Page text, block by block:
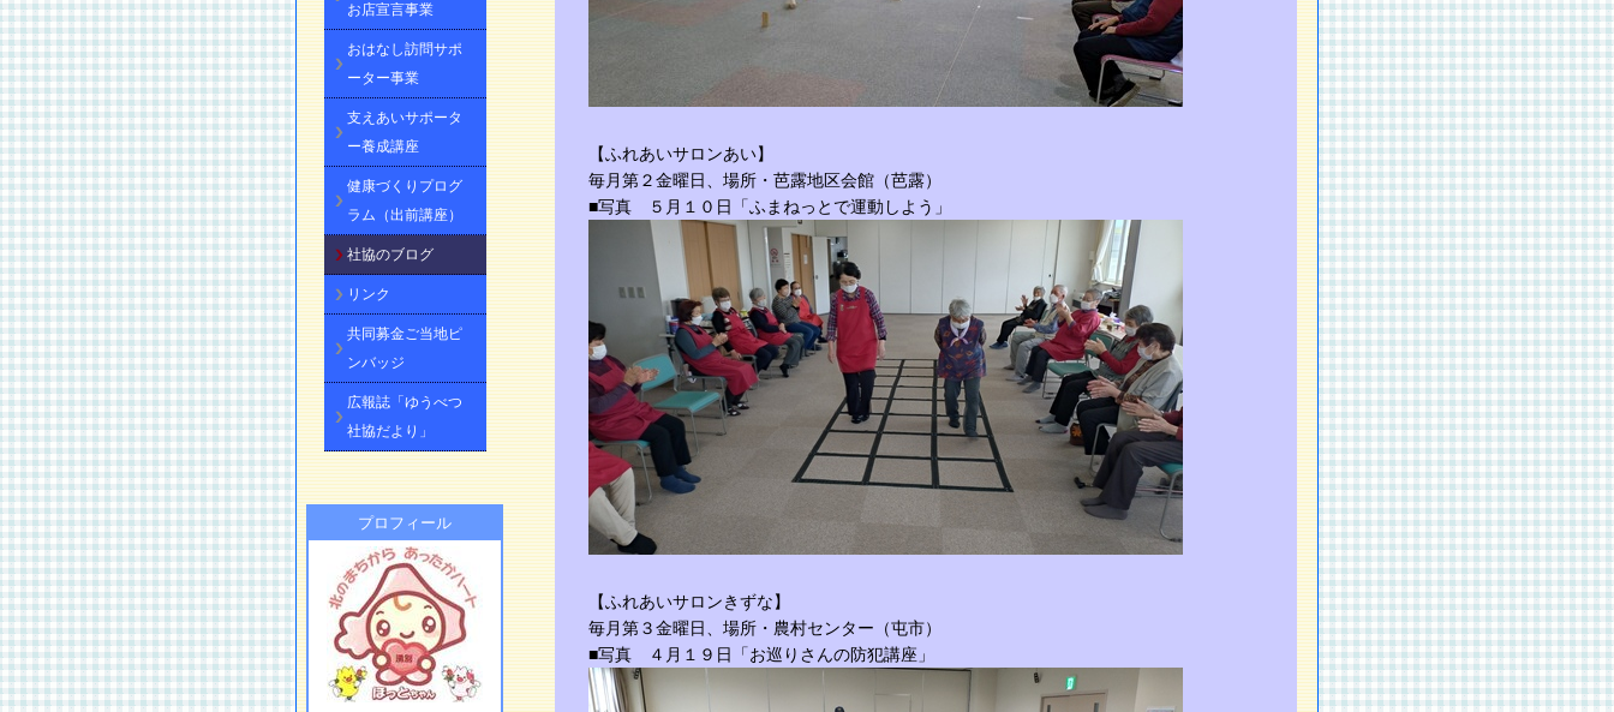
【ふれあいサロンあい】
毎月第２金曜日、場所・芭露地区会館（芭露）
■写真 ５月１０日「ふまねっとで運動しよう」
【ふれあいサロンきずな】
毎月第３金曜日、場所・農村センター（屯市）
■写真 ４月１９日「お巡りさんの防犯講座」
お店宣言事業
おはなし訪問サポ
ーター事業
支えあいサポータ
ー養成講座
健康づくりプログ
ラム（出前講座）
社協のブログ
リンク
共同募金ご当地ピ
ンバッジ
広報誌「ゆうべつ
社協だより」
プロフィール